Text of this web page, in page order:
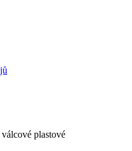
plastové